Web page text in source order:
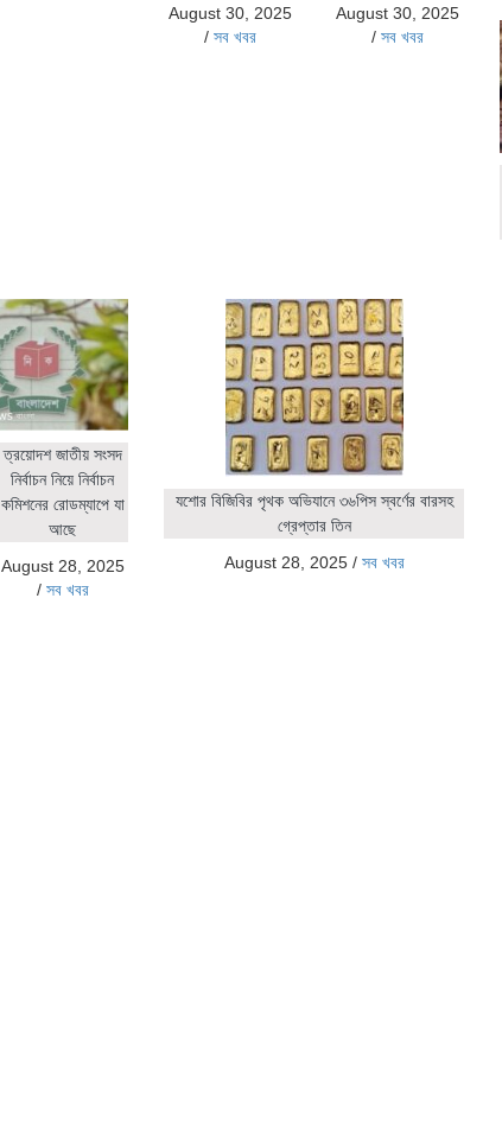
August 30, 2025
/সব খবর
August 30, 2025
/সব খবর
ত্রয়োদশ জাতীয় সংসদ
নির্বাচন নিয়ে নির্বাচন
কমিশনের রোডম্যাপে যা
আছে
August 28, 2025
/ সব খবর
যশোর বিজিবির পৃথক অভিযানে ৩৬পিস স্বর্ণের বারসহ
গ্রেপ্তার তিন
August 28, 2025/ সব খবর